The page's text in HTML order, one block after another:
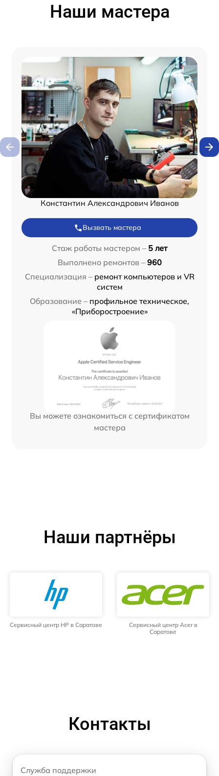
Наши мастера
Константин Александрович Иванов
Вызвать мастера
Стаж работы мастером – 5 лет
Выполнено ремонтов – 960
Специализация – ремонт компьютеров и VR
систем
Образование – профильное техническое,
«Приборостроение»
Вы можете ознакомиться с сертификатом
мастера
Наши партнёры
Сервисный центр HP в Саратове
Сервисный центр Acer в
Саратове
Контакты
Служба поддержки